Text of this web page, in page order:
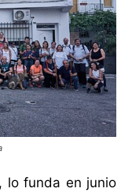
lo funda en junio